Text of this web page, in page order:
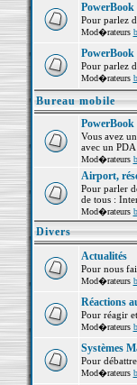
Pour parlez
Mod�rateurs
Pour parlez
Mod�rateurs
Bureau mobile
Vous avez
avec un
Mod�rateurs
Airport,
Pour parler
de tous :
Mod�rateurs
Divers
Actualités
Pour nous
Mod�rateurs
Réactions
Pour réagir
Mod�rateurs
Systèmes
Pour
Mod�rateurs